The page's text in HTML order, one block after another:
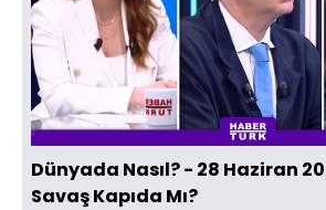
Dünyada Nasıl? - 28 Haziran
Savaş Kapıda Mı?